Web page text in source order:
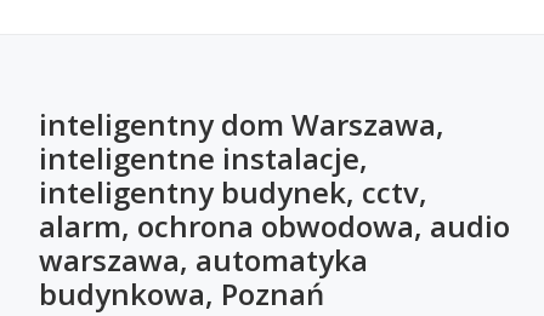
inteligentny dom Warszawa,
inteligentne instalacje,
inteligentny budynek, cctv,
alarm, ochrona obwodowa, audio
warszawa, automatyka
budynkowa, Poznań